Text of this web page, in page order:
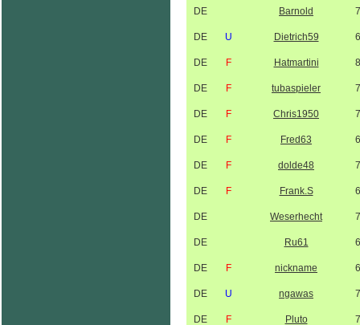
DE Barnold
DE U Dietrich59
DE F Hatmartini
DE F tubaspieler
DE F Chris1950
DE F Fred63
DE F dolde48
DE F Frank.S
DE Weserhecht
DE Ru61
DE F nickname
DE U ngawas
DE F Pluto